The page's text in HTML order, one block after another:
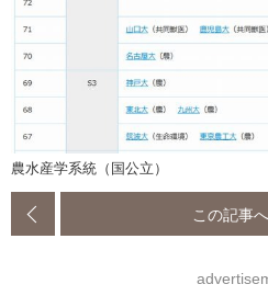
農水産学系統（国公立）
この記事